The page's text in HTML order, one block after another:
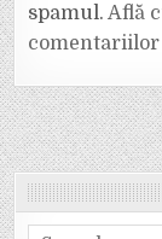
spamul.Află
comentariilor